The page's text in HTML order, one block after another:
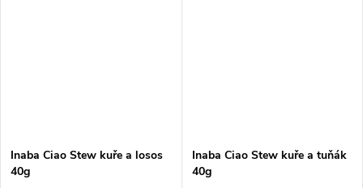
Inaba Ciao Stew kuře a losos
40g
Inaba Ciao Stew kuře a tuňák
40g